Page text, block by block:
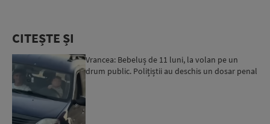
CITEȘTE ȘI
Vrancea: Bebeluș de 11 luni, la volan pe un
drum public. Polițiștii au deschis un dosar penal